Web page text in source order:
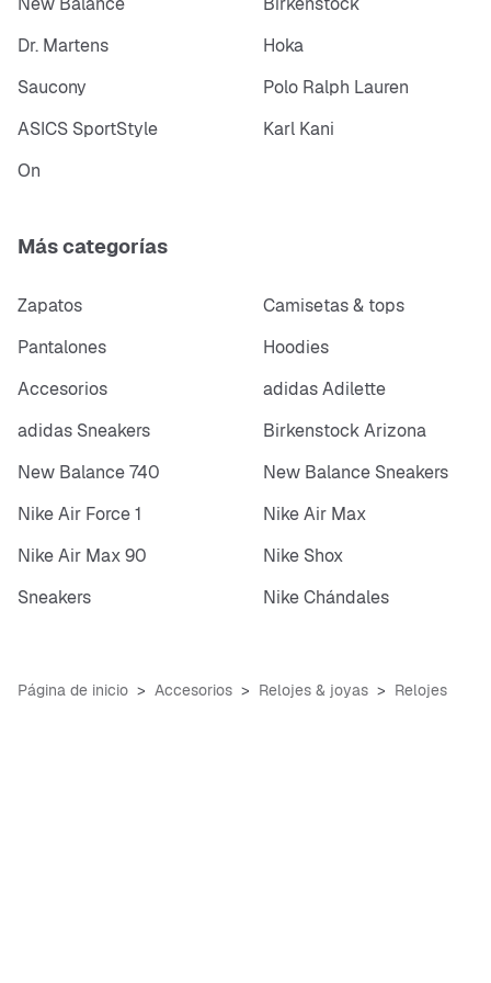
Calendario totalmente automático
Dimensiones: 55 × 51.2 × 16.9 mm
Peso: 72 g
Dr. Martens
Hoka
Saucony
Polo Ralph Lauren
ASICS SportStyle
Karl Kani
On
Más categorías
Zapatos
Camisetas & tops
Pantalones
Hoodies
Accesorios
adidas Adilette
adidas Sneakers
Birkenstock Arizona
New Balance 740
New Balance Sneakers
Nike Air Force 1
Nike Air Max
Nike Air Max 90
Nike Shox
Sneakers
Nike Chándales
Página de inicio Accesorios Relojes & joyas Relojes